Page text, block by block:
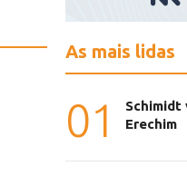
As mais lidas
01
Erechim